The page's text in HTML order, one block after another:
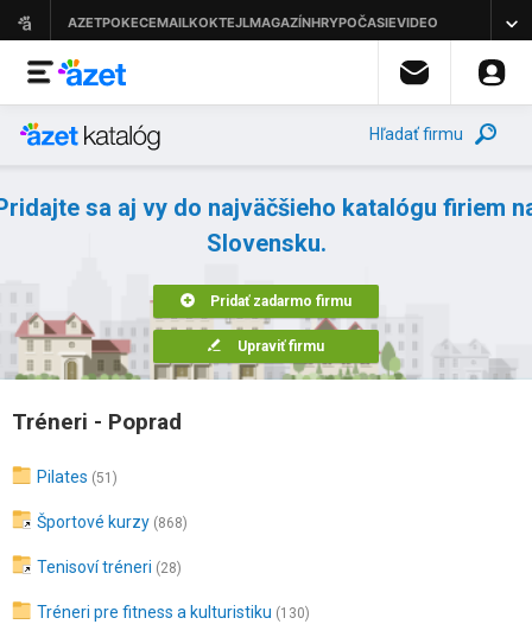
Hľadať firmu
sa aj vy do najväčšieho katalógu firiem
Slovensku.
Pridať zadarmo firmu
Upraviť firmu
Tréneri - Poprad
Pilates (51)
Športové kurzy (868)
Tenisoví tréneri (28)
Tréneri pre fitness a kulturistiku (130)